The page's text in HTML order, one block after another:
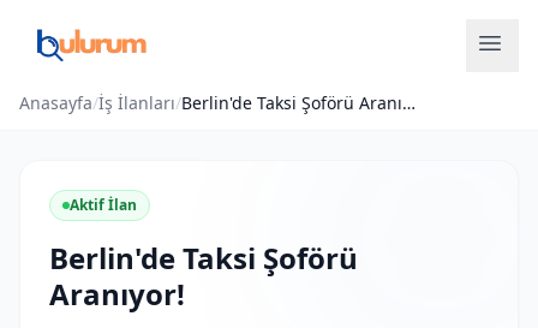
Anasayfa/İş İlanları/ Berlin'de Taksi Şoförü Aranıyor!
Aktif İlan
Berlin'de Taksi Şoförü
Aranıyor!